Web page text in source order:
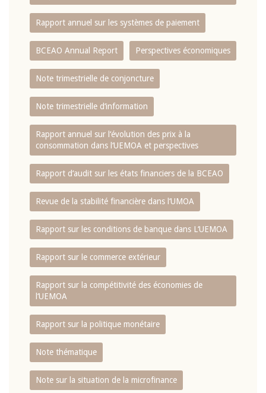
Rapport annuel sur les systèmes de paiement
BCEAO Annual Report Perspectives économiques
Note trimestrielle de conjoncture
Note trimestrielle d‘information
Rapport annuel sur l‘évolution des prix à la
consommation dans l‘UEMOA et perspectives
Rapport d‘audit sur les états financiers de la BCEAO
Revue de la stabilité financière dans l‘UMOA
Rapport sur les conditions de banque dans L‘UEMOA
Rapport sur le commerce extérieur
Rapport sur la compétitivité des économies de
l‘UEMOA
Rapport sur la politique monétaire
Note thématique
Note sur la situation de la microfinance